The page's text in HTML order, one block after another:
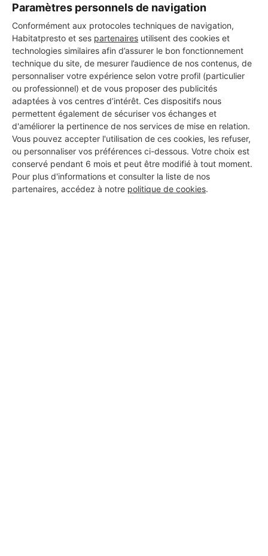
Paramètres personnels de navigation
Conformément aux protocoles techniques de navigation,
Habitatpresto et ses partenaires utilisent des cookies et
technologies similaires afin d’assurer le bon fonctionnement
technique du site, de mesurer l’audience de nos contenus, de
personnaliser votre expérience selon votre profil (particulier
ou professionnel) et de vous proposer des publicités
adaptées à vos centres d’intérêt. Ces dispositifs nous
permettent également de sécuriser vos échanges et
d'améliorer la pertinence de nos services de mise en relation.
Vous pouvez accepter l'utilisation de ces cookies, les refuser,
ou personnaliser vos préférences ci-dessous. Votre choix est
conservé pendant 6 mois et peut être modifié à tout moment.
Pour plus d'informations et consulter la liste de nos
partenaires, accédez à notre politique de cookies.
Aucun autre professionnel disponible dans cette zone